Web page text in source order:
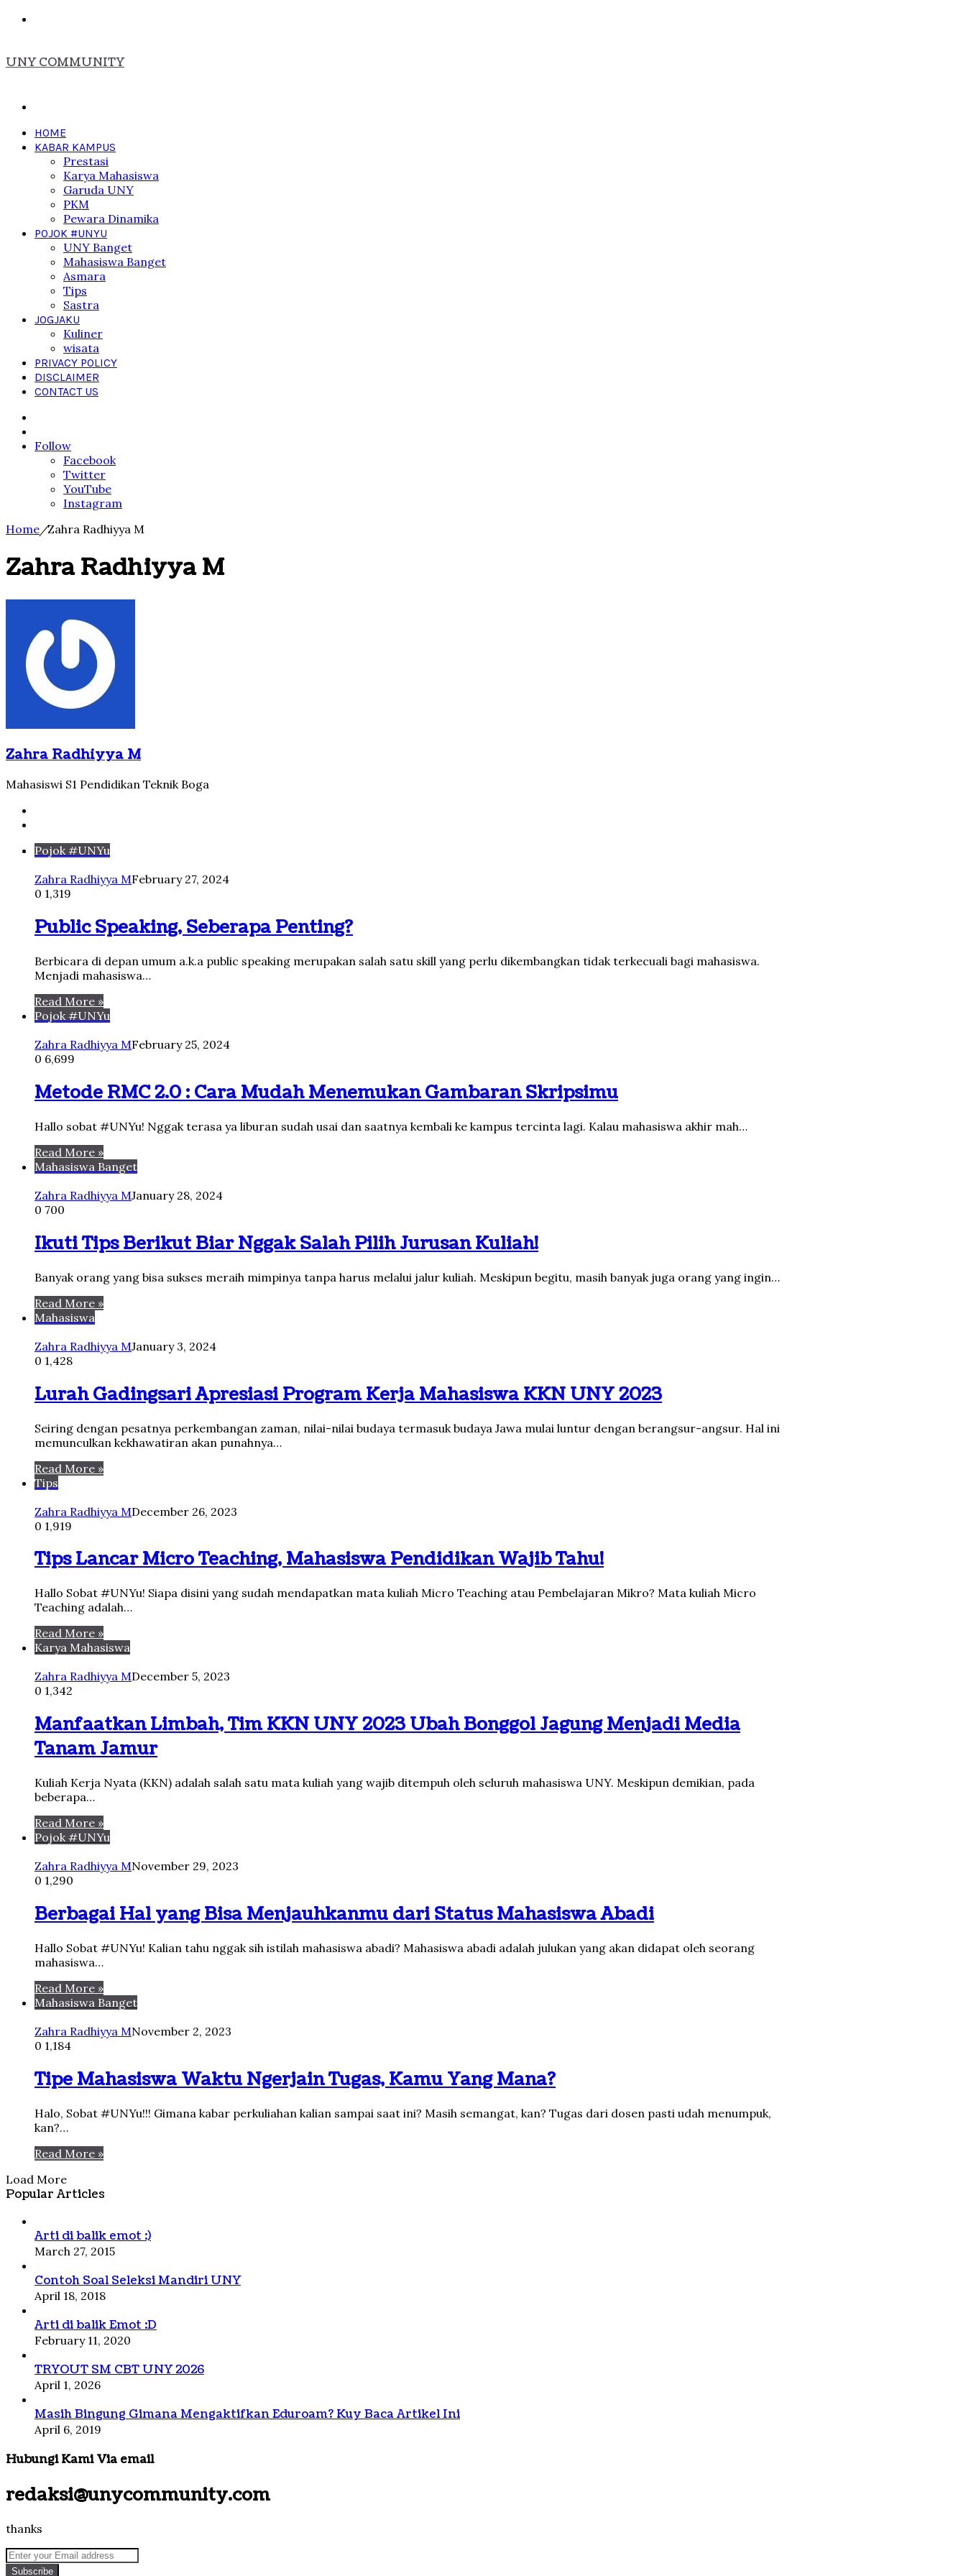
UNY COMMUNITY
HOME
KABAR KAMPUS
Prestasi
Karya Mahasiswa
Garuda UNY
PKM
Pewara Dinamika
POJOK #UNYU
UNY Banget
Mahasiswa Banget
Asmara
Tips
Sastra
JOGJAKU
Kuliner
wisata
PRIVACY POLICY
DISCLAIMER
CONTACT US
Follow
Facebook
Twitter
YouTube
Instagram
Home/Zahra Radhiyya M
Zahra Radhiyya M
Zahra Radhiyya M
Mahasiswi S1 Pendidikan Teknik Boga
Pojok #UNYu
Zahra Radhiyya MFebruary 27, 2024
0 1,319
Public Speaking, Seberapa Penting?
Berbicara di depan umum a.k.a public speaking merupakan salah satu skill yang perlu dikembangkan tidak terkecuali bagi mahasiswa.
Menjadi mahasiswa…
Read More »
Pojok #UNYu
Zahra Radhiyya MFebruary 25, 2024
0 6,699
Metode RMC 2.0 : Cara Mudah Menemukan Gambaran Skripsimu
Hallo sobat #UNYu! Nggak terasa ya liburan sudah usai dan saatnya kembali ke kampus tercinta lagi. Kalau mahasiswa akhir mah…
Read More »
Mahasiswa Banget
Zahra Radhiyya MJanuary 28, 2024
0 700
Ikuti Tips Berikut Biar Nggak Salah Pilih Jurusan Kuliah!
Banyak orang yang bisa sukses meraih mimpinya tanpa harus melalui jalur kuliah. Meskipun begitu, masih banyak juga orang yang ingin…
Read More »
Mahasiswa
Zahra Radhiyya MJanuary 3, 2024
0 1,428
Lurah Gadingsari Apresiasi Program Kerja Mahasiswa KKN UNY 2023
Seiring dengan pesatnya perkembangan zaman, nilai-nilai budaya termasuk budaya Jawa mulai luntur dengan berangsur-angsur. Hal ini
memunculkan kekhawatiran akan punahnya…
Read More »
Tips
Zahra Radhiyya MDecember 26, 2023
0 1,919
Tips Lancar Micro Teaching, Mahasiswa Pendidikan Wajib Tahu!
Hallo Sobat #UNYu! Siapa disini yang sudah mendapatkan mata kuliah Micro Teaching atau Pembelajaran Mikro? Mata kuliah Micro
Teaching adalah…
Read More »
Karya Mahasiswa
Zahra Radhiyya MDecember 5, 2023
0 1,342
Manfaatkan Limbah, Tim KKN UNY 2023 Ubah Bonggol Jagung Menjadi Media
Tanam Jamur
Kuliah Kerja Nyata (KKN) adalah salah satu mata kuliah yang wajib ditempuh oleh seluruh mahasiswa UNY. Meskipun demikian, pada
beberapa…
Read More »
Pojok #UNYu
Zahra Radhiyya MNovember 29, 2023
0 1,290
Berbagai Hal yang Bisa Menjauhkanmu dari Status Mahasiswa Abadi
Hallo Sobat #UNYu! Kalian tahu nggak sih istilah mahasiswa abadi? Mahasiswa abadi adalah julukan yang akan didapat oleh seorang
mahasiswa…
Read More »
Mahasiswa Banget
Zahra Radhiyya MNovember 2, 2023
0 1,184
Tipe Mahasiswa Waktu Ngerjain Tugas, Kamu Yang Mana?
Halo, Sobat #UNYu!!! Gimana kabar perkuliahan kalian sampai saat ini? Masih semangat, kan? Tugas dari dosen pasti udah menumpuk,
kan?…
Read More »
Load More
Popular Articles
Arti di balik emot :)
March 27, 2015
Contoh Soal Seleksi Mandiri UNY
April 18, 2018
Arti di balik Emot :D
February 11, 2020
TRYOUT SM CBT UNY 2026
April 1, 2026
Masih Bingung Gimana Mengaktifkan Eduroam? Kuy Baca Artikel Ini
April 6, 2019
Hubungi Kami Via email
redaksi@unycommunity.com
thanks
Enter
your